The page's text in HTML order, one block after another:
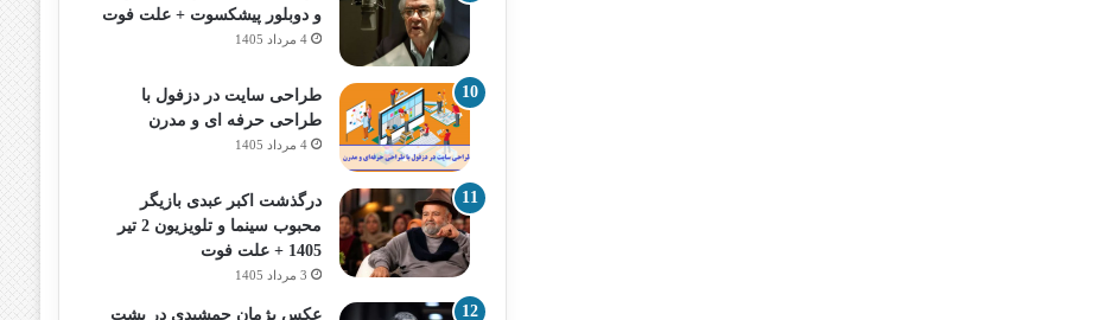
و دوبلور پیشکسوت + علت فوت
4 مرداد 1405
طراحی سایت در دزفول با
طراحی حرفه‌ ای و مدرن
4 مرداد 1405
درگذشت اکبر عبدی بازیگر
محبوب سینما و تلویزیون 2 تیر
1405 + علت فوت
3 مرداد 1405
عکس پژمان جمشیدی در پشت